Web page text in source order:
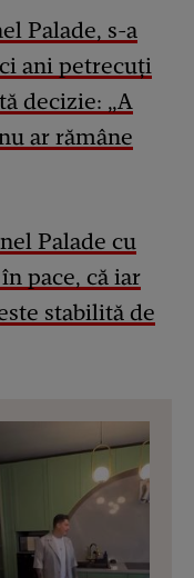
Palade, s-a
ani petrecuți
decizie: „A
ar rămâne
Palade cu
pace, că iar
stabilită de